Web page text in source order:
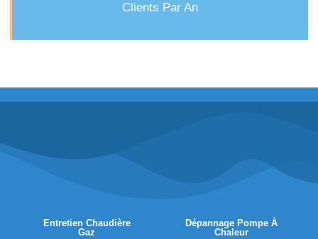
Clients Par An
Entretien Chaudière
Gaz
Dépannage Pompe À
Chaleur